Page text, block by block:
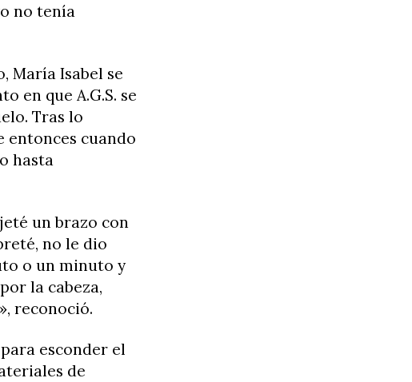
no tenía
María Isabel se
en que A.G.S. se
Tras lo
entonces cuando
hasta
un brazo con
no le dio
o un minuto y
la cabeza,
reconoció.
esconder el
de